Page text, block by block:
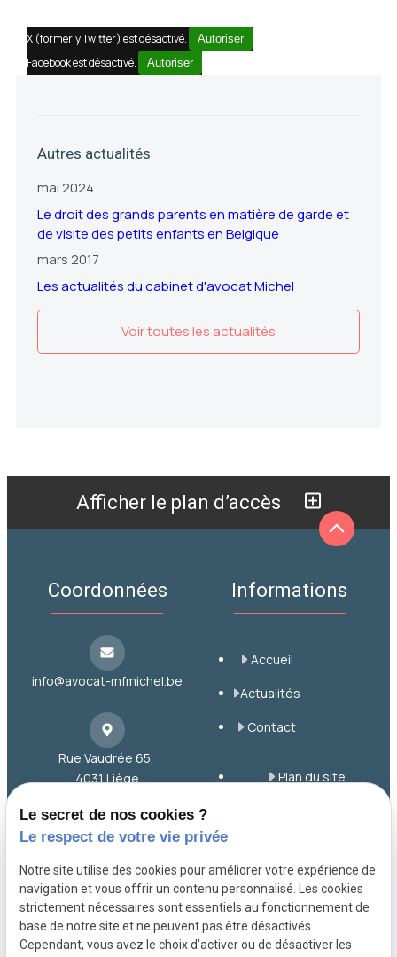
X (formerly Twitter) est désactivé. Autoriser
Facebook est désactivé. Autoriser
Autres actualités
mai 2024
Le droit des grands parents en matière de garde et
de visite des petits enfants en Belgique
mars 2017
Les actualités du cabinet d'avocat Michel
Voir toutes les actualités
Afficher le plan d’accès
Coordonnées
info@avocat-mfmichel.be
Rue Vaudrée 65,
4031 Liège
Informations
Accueil
Actualités
Contact
Plan du site
confidentialité
Gestion des cookies
A propos
Le secret de nos cookies ?
Le respect de votre vie privée
Notre site utilise des cookies pour améliorer votre expérience de
navigation et vous offrir un contenu personnalisé. Les cookies
strictement nécessaires sont essentiels au fonctionnement de
base de notre site et ne peuvent pas être désactivés.
Cependant, vous avez le choix d'activer ou de désactiver les